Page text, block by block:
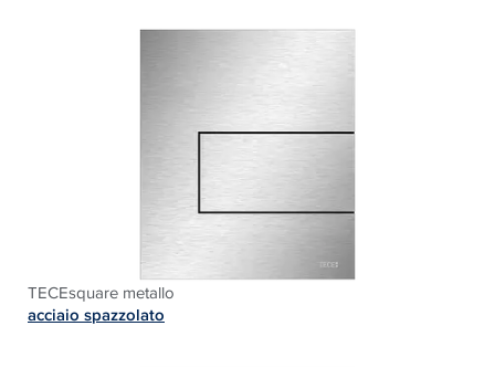
TECEsquare metallo
acciaio spazzolato